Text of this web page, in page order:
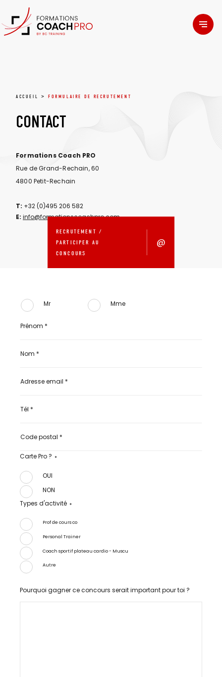
ACCUEIL >FORMULAIRE DE RECRUTEMENT
CONTACT
Formations Coach PRO
Rue de Grand-Rechain, 60
4800 Petit-Rechain
T: +32 (0)495 206 582
E: info@formationscoachpro.com
RECRUTEMENT /
PARTICIPER AU
CONCOURS
Mr Mme
Phone
Carte Pro ? *
OUI
NON
Types d'activité *
Prof de cours co
Personal Trainer
Coach sportif plateau cardio - Muscu
Autre
Pourquoi gagner ce concours serait important pour toi ?